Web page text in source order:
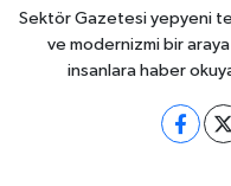
Sektör Gazetesi yepyeni
ve modernizmi bir
insanlara haber